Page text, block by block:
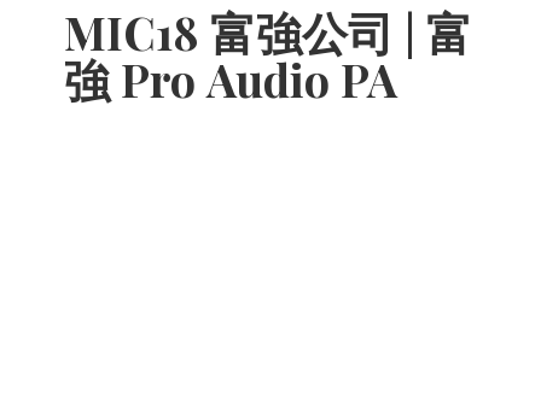
MIC18 富強公司 | 富
強 Pro Audio PA